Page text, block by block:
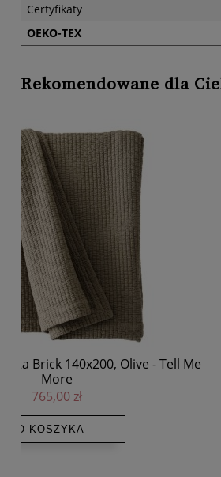
Certyfikaty
OEKO-TEX
Rekomendowane dla
Bawełniana narzuta Brick